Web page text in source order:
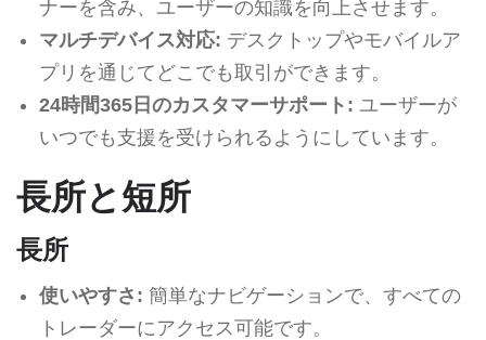
ナーを含み、ユーザーの知識を向上させます。
マルチデバイス対応: デスクトップやモバイルア
プリを通じてどこでも取引ができます。
24時間365日のカスタマーサポート: ユーザーが
いつでも支援を受けられるようにしています。
長所と短所
長所
使いやすさ: 簡単なナビゲーションで、すべての
トレーダーにアクセス可能です。